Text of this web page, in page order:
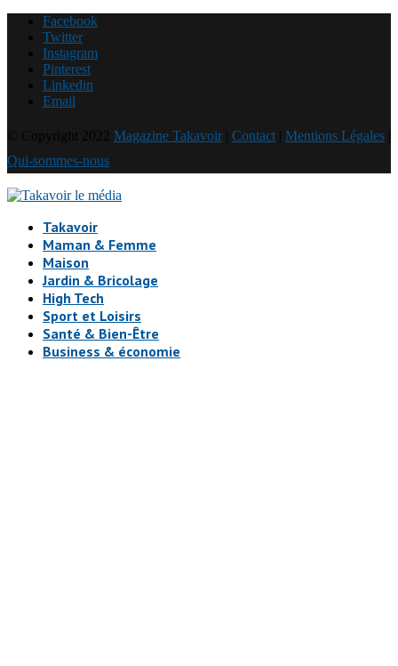
Facebook
Twitter
Instagram
Pinterest
Linkedin
Email
Magazine Takavoir| Contact Mentions Légales
Qui-sommes-nous
Takavoir
Maman & Femme
Maison
Jardin & Bricolage
High Tech
Sport et Loisirs
Santé & Bien-Être
Business & économie